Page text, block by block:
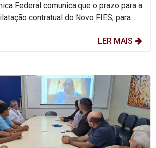
Federal comunica que o prazo para a
contratual do Novo FIES, para...
LER MAIS